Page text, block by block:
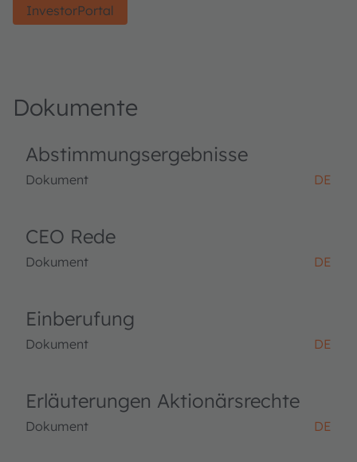
InvestorPortal
Dokumente
Abstimmungsergebnisse
Dokument DE
CEO Rede
Dokument DE
Einberufung
Dokument DE
Erläuterungen Aktionärsrechte
Dokument DE